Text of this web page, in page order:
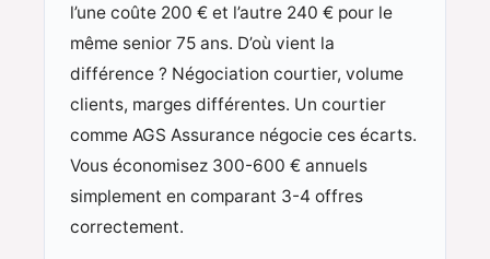
l’une coûte 200 € et l’autre 240 € pour le
même senior 75 ans. D’où vient la
différence ? Négociation courtier, volume
clients, marges différentes. Un courtier
comme AGS Assurance négocie ces écarts.
Vous économisez 300-600 € annuels
simplement en comparant 3-4 offres
correctement.